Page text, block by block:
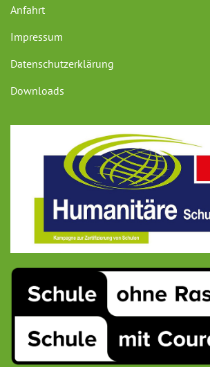
Anfahrt
Impressum
Datenschutzerklärung
Downloads